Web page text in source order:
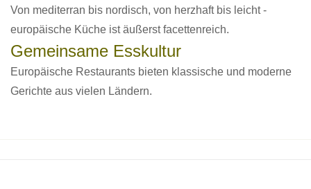
Von mediterran bis nordisch, von herzhaft bis leicht -
europäische Küche ist äußerst facettenreich.
Gemeinsame Esskultur
Europäische Restaurants bieten klassische und moderne
Gerichte aus vielen Ländern.